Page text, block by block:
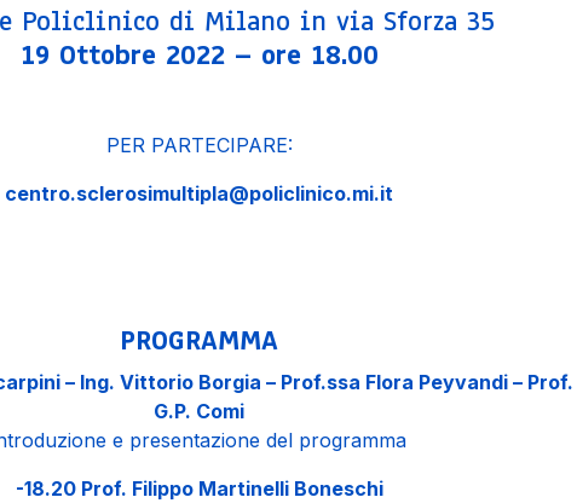
Policlinico di Milano in via Sforza 35
19 Ottobre 2022 – ore 18.00
PER PARTECIPARE:
centro.sclerosimultipla@policlinico.mi.it
PROGRAMMA
– Ing. Vittorio Borgia – Prof.ssa Flora Peyvandi – Prof.
G.P. Comi
e presentazione del programma
-18.20 Prof. Filippo Martinelli Boneschi